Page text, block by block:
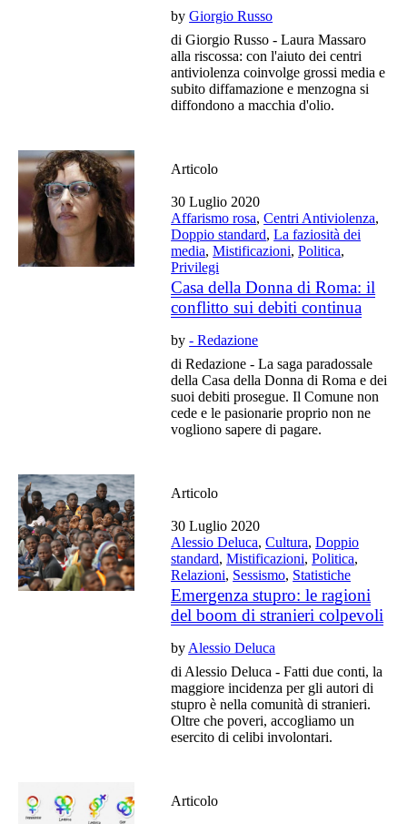
byGiorgio Russo
di Giorgio Russo - Laura Massaro
alla riscossa: con l'aiuto dei centri
antiviolenza coinvolge grossi media e
subito diffamazione e menzogna si
diffondono a macchia d'olio.
Articolo
30 Luglio 2020
Affarismo rosa,Centri Antiviolenza,
Doppio standard,La faziosità dei
media,Mistificazioni,Politica,
Privilegi
Casa della Donna di Roma: il
conflitto sui debiti continua
by- Redazione
di Redazione - La saga paradossale
della Casa della Donna di Roma e dei
suoi debiti prosegue. Il Comune non
cede e le pasionarie proprio non ne
vogliono sapere di pagare.
Articolo
30 Luglio 2020
Alessio Deluca,Cultura,Doppio
standard,Mistificazioni,Politica,
Relazioni, Sessismo, Statistiche
Emergenza stupro: le ragioni
del boom di stranieri colpevoli
by Alessio Deluca
di Alessio Deluca - Fatti due conti, la
maggiore incidenza per gli autori di
stupro è nella comunità di stranieri.
Oltre che poveri, accogliamo un
esercito di celibi involontari.
Articolo